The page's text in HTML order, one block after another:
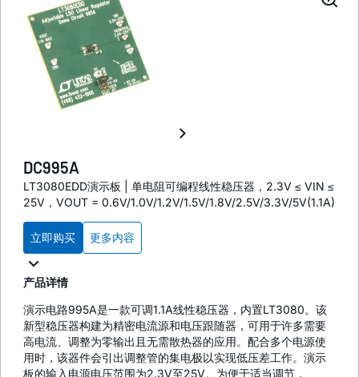
DC995A
LT3080EDD演示板 | 单电阻可编程线性稳压器，2.3V ≤ VIN ≤
25V，VOUT = 0.6V/1.0V/1.2V/1.5V/1.8V/2.5V/3.3V/5V(1.1A)
立即购买 更多内容
产品详情
演示电路995A是一款可调1.1A线性稳压器，内置LT3080。该
新型稳压器构建为精密电流源和电压跟随器，可用于许多需要
高电流、调整为零输出且无需散热器的应用。配合多个电源使
用时，该器件会引出调整管的集电极以实现低压差工作。演示
板的输入电源电压范围为2.3V至25V。为便于适当调节，